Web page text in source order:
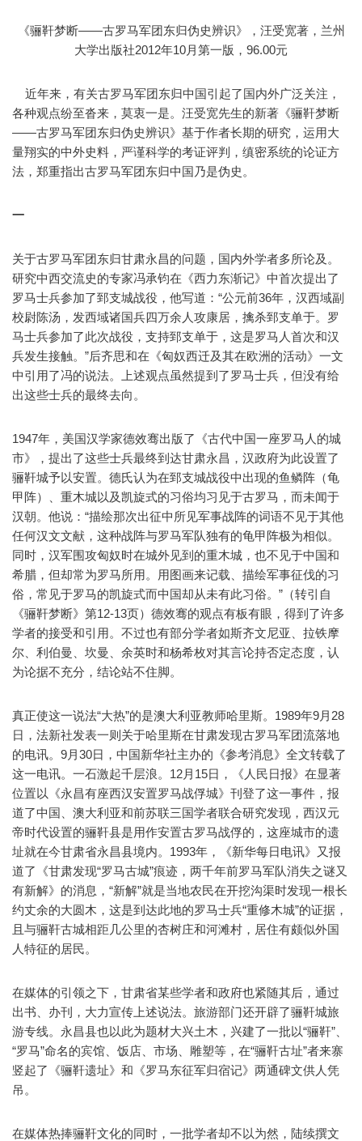
《骊靬梦断——古罗马军团东归伪史辨识》，汪受宽著，兰州
大学出版社2012年10月第一版，96.00元
近年来，有关古罗马军团东归中国引起了国内外广泛关注，
各种观点纷至沓来，莫衷一是。汪受宽先生的新著《骊靬梦断
——古罗马军团东归伪史辨识》基于作者长期的研究，运用大
量翔实的中外史料，严谨科学的考证评判，缜密系统的论证方
法，郑重指出古罗马军团东归中国乃是伪史。
一
关于古罗马军团东归甘肃永昌的问题，国内外学者多所论及。
研究中西交流史的专家冯承钧在《西力东渐记》中首次提出了
罗马士兵参加了郅支城战役，他写道：“公元前36年，汉西域副
校尉陈汤，发西域诸国兵四万余人攻康居，擒杀郅支单于。罗
马士兵参加了此次战役，支持郅支单于，这是罗马人首次和汉
兵发生接触。”后齐思和在《匈奴西迁及其在欧洲的活动》一文
中引用了冯的说法。上述观点虽然提到了罗马士兵，但没有给
出这些士兵的最终去向。
1947年，美国汉学家德效骞出版了《古代中国一座罗马人的城
市》，提出了这些士兵最终到达甘肃永昌，汉政府为此设置了
骊靬城予以安置。德氏认为在郅支城战役中出现的鱼鳞阵（龟
甲阵）、重木城以及凯旋式的习俗均习见于古罗马，而未闻于
汉朝。他说：“描绘那次出征中所见军事战阵的词语不见于其他
任何汉文文献，这种战阵与罗马军队独有的龟甲阵极为相似。
同时，汉军围攻匈奴时在城外见到的重木城，也不见于中国和
希腊，但却常为罗马所用。用图画来记载、描绘军事征伐的习
俗，常见于罗马的凯旋式而中国却从未有此习俗。”（转引自
《骊靬梦断》第12-13页）德效骞的观点有板有眼，得到了许多
学者的接受和引用。不过也有部分学者如斯齐文尼亚、拉铁摩
尔、利伯曼、坎曼、余英时和杨希枚对其言论持否定态度，认
为论据不充分，结论站不住脚。
真正使这一说法“大热”的是澳大利亚教师哈里斯。1989年9月28
日，法新社发表一则关于哈里斯在甘肃发现古罗马军团流落地
的电讯。9月30日，中国新华社主办的《参考消息》全文转载了
这一电讯。一石激起千层浪。12月15日，《人民日报》在显著
位置以《永昌有座西汉安置罗马战俘城》刊登了这一事件，报
道了中国、澳大利亚和前苏联三国学者联合研究发现，西汉元
帝时代设置的骊靬县是用作安置古罗马战俘的，这座城市的遗
址就在今甘肃省永昌县境内。1993年，《新华每日电讯》又报
道了《甘肃发现“罗马古城”痕迹，两千年前罗马军队消失之谜又
有新解》的消息，“新解”就是当地农民在开挖沟渠时发现一根长
约丈余的大圆木，这是到达此地的罗马士兵“重修木城”的证据，
且与骊靬古城相距几公里的杏树庄和河滩村，居住有颇似外国
人特征的居民。
在媒体的引领之下，甘肃省某些学者和政府也紧随其后，通过
出书、办刊，大力宣传上述说法。旅游部门还开辟了骊靬城旅
游专线。永昌县也以此为题材大兴土木，兴建了一批以“骊靬”、
“罗马”命名的宾馆、饭店、市场、雕塑等，在“骊靬古址”者来寨
竖起了《骊靬遗址》和《罗马东征军归宿记》两通碑文供人凭
吊。
在媒体热捧骊靬文化的同时，一批学者却不以为然，陆续撰文